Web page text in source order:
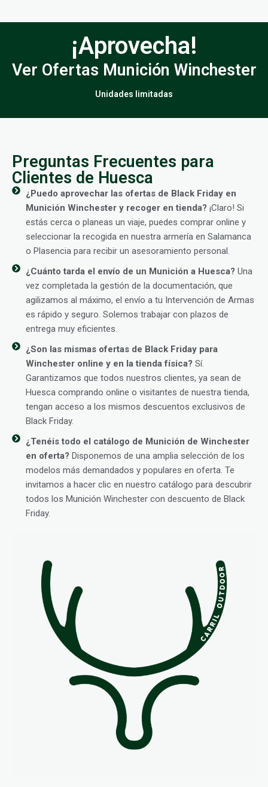
¡Aprovecha!
Ver Ofertas Munición Winchester
Unidades limitadas
Preguntas Frecuentes para
Clientes de Huesca
¿Puedo aprovechar las ofertas de Black Friday en
Munición Winchester y recoger en tienda? ¡Claro! Si
estás cerca o planeas un viaje, puedes comprar online y
seleccionar la recogida en nuestra armería en Salamanca
o Plasencia para recibir un asesoramiento personal.
¿Cuánto tarda el envío de un Munición a Huesca? Una
vez completada la gestión de la documentación, que
agilizamos al máximo, el envío a tu Intervención de Armas
es rápido y seguro. Solemos trabajar con plazos de
entrega muy eficientes.
¿Son las mismas ofertas de Black Friday para
Winchester online y en la tienda física? Sí.
Garantizamos que todos nuestros clientes, ya sean de
Huesca comprando online o visitantes de nuestra tienda,
tengan acceso a los mismos descuentos exclusivos de
Black Friday.
¿Tenéis todo el catálogo de Munición de Winchester
en oferta? Disponemos de una amplia selección de los
modelos más demandados y populares en oferta. Te
invitamos a hacer clic en nuestro catálogo para descubrir
todos los Munición Winchester con descuento de Black
Friday.